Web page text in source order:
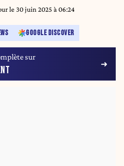
mars 2025.
le 30 juin 2025 à 06:24
GOOGLE DISCOVER
sur